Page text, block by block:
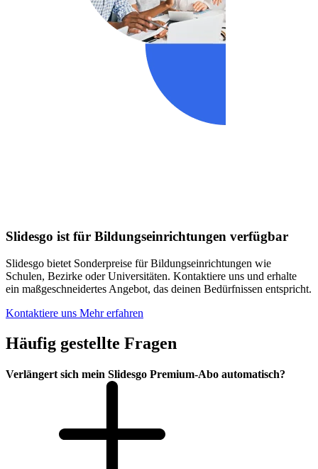
Slidesgo ist für Bildungseinrichtungen verfügbar
Slidesgo bietet Sonderpreise für Bildungseinrichtungen wie
Schulen, Bezirke oder Universitäten. Kontaktiere uns und erhalte
ein maßgeschneidertes Angebot, das deinen Bedürfnissen entspricht.
Kontaktiere uns Mehr erfahren
Häufig gestellte Fragen
Verlängert sich mein Slidesgo Premium-Abo automatisch?